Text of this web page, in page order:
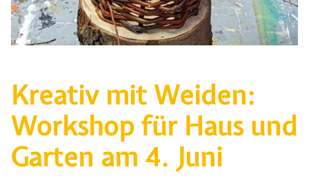
Kreativ mit Weiden:
Workshop für Haus und
Garten am 4. Juni